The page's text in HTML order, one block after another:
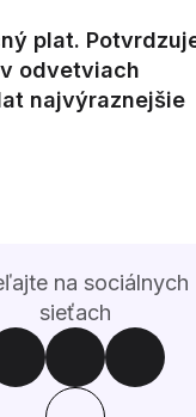
plat.
odvetviach
najvýraznejšie
na sociálnych
sieťach